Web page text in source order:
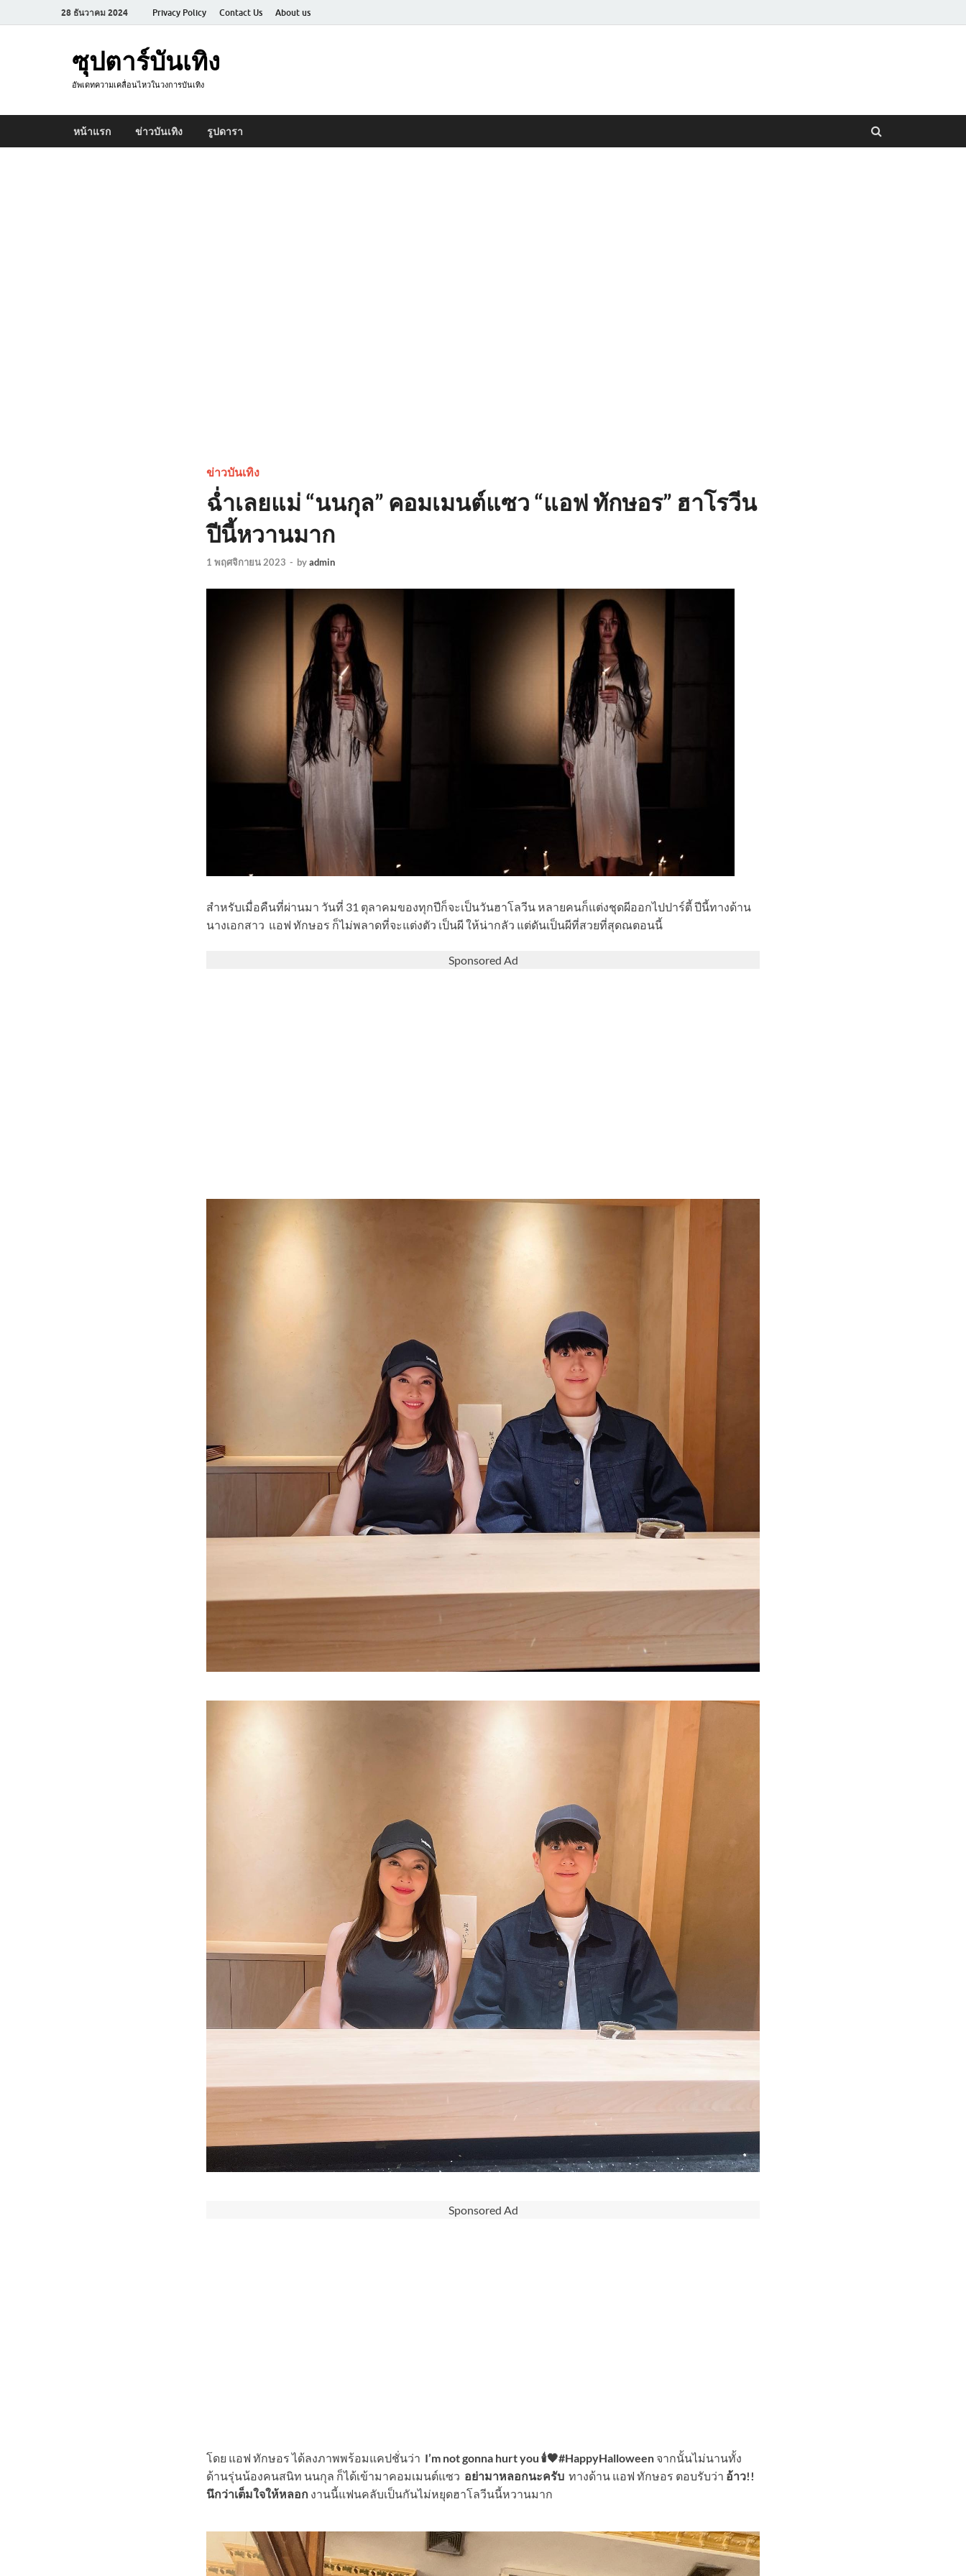
28 ธันวาคม 2024 Privacy Policy Contact Us About us
ซุปตาร์บันเทิง
อัพเดทความเคลื่อนไหวในวงการบันเทิง
หน้าแรก ข่าวบันเทิง รูปดารา
ข่าวบันเทิง
ฉ่ำเลยแม่ “นนกุล” คอมเมนต์แซว “แอฟ ทักษอร” ฮาโรวีน
ปีนี้หวานมาก
1 พฤศจิกายน 2023 - byadmin
สำหรับเมื่อคืนที่ผ่านมา วันที่ 31 ตุลาคมของทุกปีก็จะเป็นวันฮาโลวีน หลายคนก็แต่งชุดผีออกไปปาร์ตี้ ปีนี้ทางด้าน
นางเอกสาว แอฟ ทักษอร ก็ไม่พลาดที่จะแต่งตัว เป็นผี ให้น่ากลัว แต่ดันเป็นผีที่สวยที่สุดณตอนนี้
Sponsored Ad
Sponsored Ad
โดย แอฟ ทักษอร ได้ลงภาพพร้อมแคปชั่นว่า I’m not gonna hurt you 🕯🖤#HappyHalloweenจากนั้นไม่นานทั้ง
ด้านรุ่นน้องคนสนิท นนกุล ก็ได้เข้ามาคอมเมนต์แซว อย่ามาหลอกนะครับทางด้าน แอฟ ทักษอร ตอบรับว่า อ้าว!!
นึกว่าเต็มใจให้หลอก งานนี้แฟนคลับเป็นกันไม่หยุดฮาโลวีนนี้หวานมาก